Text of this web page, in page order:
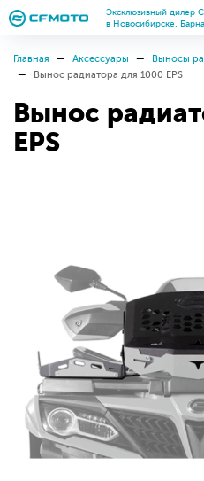
Эксклюзивный дилер
в Новосибирске,
Главная Аксессуары
Выносы
Вынос радиатора для 1000 EPS
Вынос
EPS